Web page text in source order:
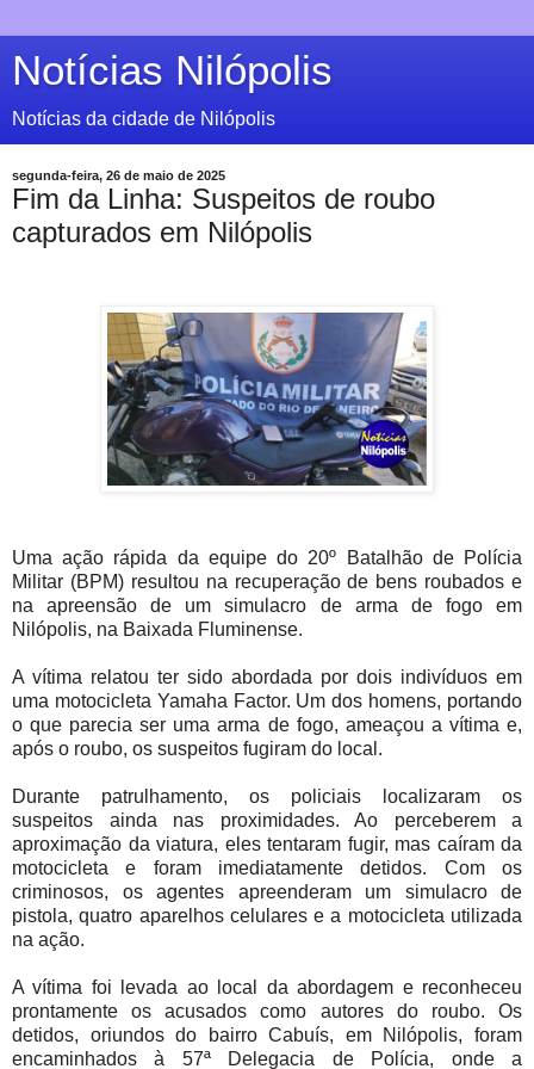
Notícias Nilópolis
Notícias da cidade de Nilópolis
segunda-feira, 26 de maio de 2025
Fim da Linha: Suspeitos de roubo
capturados em Nilópolis
Uma ação rápida da equipe do 20º Batalhão de Polícia
Militar (BPM) resultou na recuperação de bens roubados e
na apreensão de um simulacro de arma de fogo em
Nilópolis, na Baixada Fluminense.
A vítima relatou ter sido abordada por dois indivíduos em
uma motocicleta Yamaha Factor. Um dos homens, portando
o que parecia ser uma arma de fogo, ameaçou a vítima e,
após o roubo, os suspeitos fugiram do local.
Durante patrulhamento, os policiais localizaram os
suspeitos ainda nas proximidades. Ao perceberem a
aproximação da viatura, eles tentaram fugir, mas caíram da
motocicleta e foram imediatamente detidos. Com os
criminosos, os agentes apreenderam um simulacro de
pistola, quatro aparelhos celulares e a motocicleta utilizada
na ação.
A vítima foi levada ao local da abordagem e reconheceu
prontamente os acusados como autores do roubo. Os
detidos, oriundos do bairro Cabuís, em Nilópolis, foram
encaminhados à 57ª Delegacia de Polícia, onde a